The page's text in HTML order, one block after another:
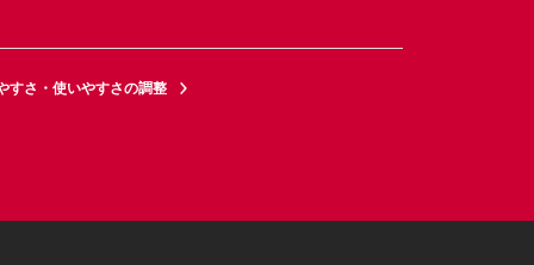
すさ・使いやすさの調整